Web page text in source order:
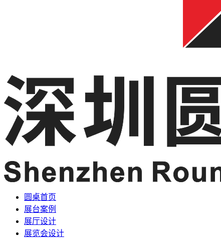
圆桌首页
展台案例
展厅设计
展览会设计